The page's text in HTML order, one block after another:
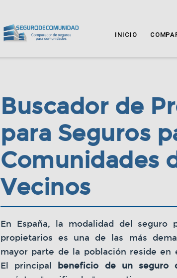
INICIO
Buscador de
para Seguros
Comunidades
Vecinos
En España, la modalidad del seguro
propietarios es una de las más
mayor parte de la población reside en
El principal
beneficio de un seguro